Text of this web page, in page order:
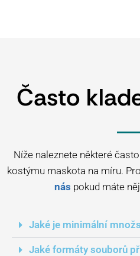
Často
Níže naleznete některé
kostýmu maskota na míru.
nás pokud máte
Jaké je minimální
Jaké formáty souborů